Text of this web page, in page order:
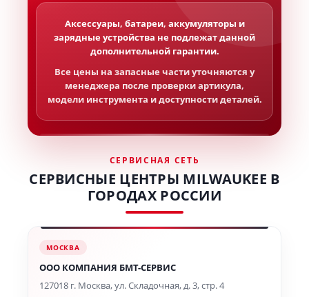
Аксессуары, батареи, аккумуляторы и
зарядные устройства не подлежат данной
дополнительной гарантии.
Все цены на запасные части уточняются у
менеджера после проверки артикула,
модели инструмента и доступности деталей.
СЕРВИСНАЯ СЕТЬ
СЕРВИСНЫЕ ЦЕНТРЫ MILWAUKEE В
ГОРОДАХ РОССИИ
МОСКВА
ООО КОМПАНИЯ БМТ-СЕРВИС
127018 г. Москва, ул. Складочная, д. 3, стр. 4